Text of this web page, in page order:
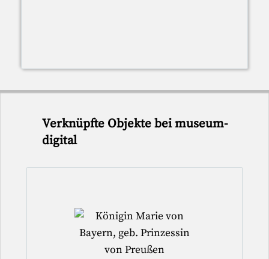
Verknüpfte Objekte bei museum-
digital